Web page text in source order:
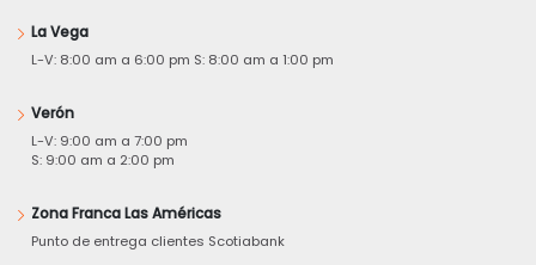
La Vega
L-V: 8:00 am a 6:00 pm S: 8:00 am a 1:00 pm
Verón
L-V: 9:00 am a 7:00 pm
S: 9:00 am a 2:00 pm
Zona Franca Las Américas
Punto de entrega clientes Scotiabank